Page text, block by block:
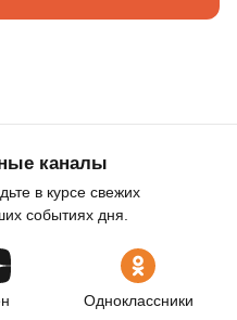
каналы
в курсе свежих
событиях дня.
Одноклассники